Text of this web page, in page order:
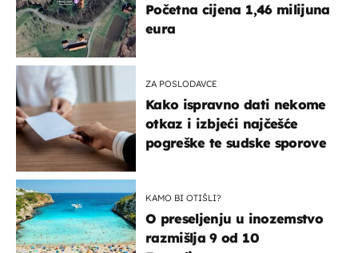
Početna cijena 1,46 milijuna
eura
ZA POSLODAVCE
Kako ispravno dati nekome
otkaz i izbjeći najčešće
pogreške te sudske sporove
KAMO BI OTIŠLI?
O preseljenju u inozemstvo
razmišlja 9 od 10